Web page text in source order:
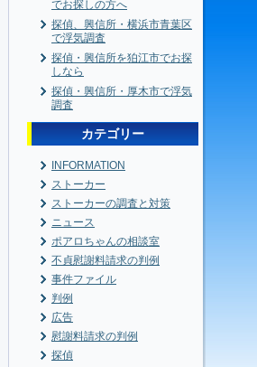
でお探しの方へ
探偵、興信所・横浜市青葉区
で浮気調査
探偵・興信所を狛江市でお探
しなら
探偵・興信所・厚木市で浮気
調査
カテゴリー
INFORMATION
ストーカー
ストーカーの調査と対策
ニュース
ポアロちゃんの相談室
不貞慰謝料請求の判例
事件ファイル
判例
広告
慰謝料請求の判例
探偵